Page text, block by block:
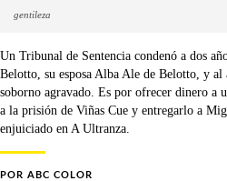
gentileza
Un Tribunal de Sentencia condenó a dos
Belotto, su esposa Alba Ale de Belotto, y
soborno agravado. Es por ofrecer dinero
a la prisión de Viñas Cue y entregarlo a
enjuiciado en A Ultranza.
POR ABC COLOR